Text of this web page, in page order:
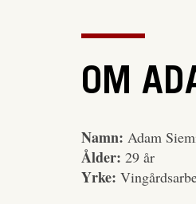
OM
Namn: Adam
Ålder: 29 år
Yrke: